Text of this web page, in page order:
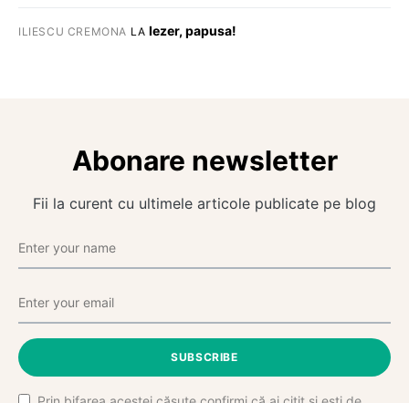
ILIESCU CREMONA LAIezer, papusa!
Abonare newsletter
Fii la curent cu ultimele articole publicate pe blog
SUBSCRIBE